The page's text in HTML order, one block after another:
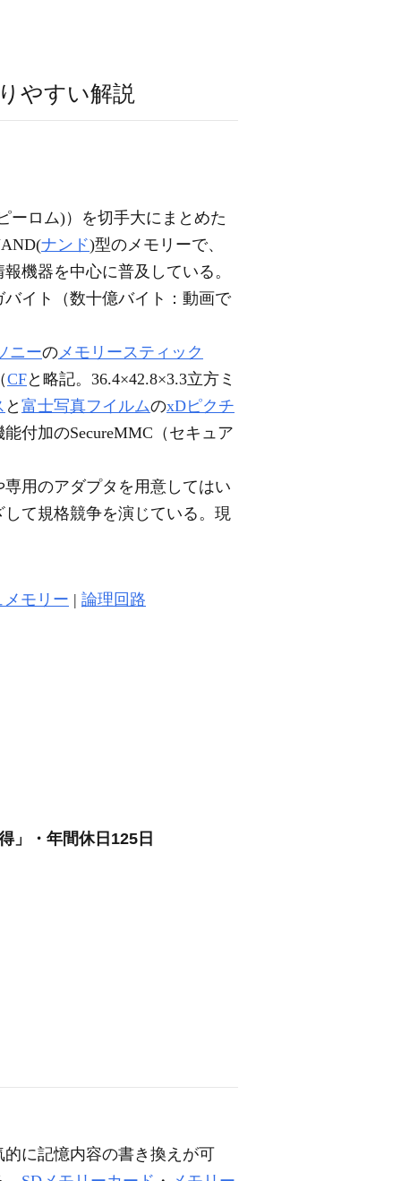
やすい解説
ーロム)）を切手大にまとめた
ナンド)型のメモリーで、
機器を中心に普及している。
イト（数十億バイト：動画で
ニーの メモリースティック
CFと略記。36.4×42.8×3.3立方ミ
と 富士写真フイルムのxDピクチ
付加のSecureMMC（セキュア
専用のアダプタを用意してはい
て規格競争を演じている。現
メモリー | 論理回路
」・年間休日125日
に記憶内容の書き換えが可